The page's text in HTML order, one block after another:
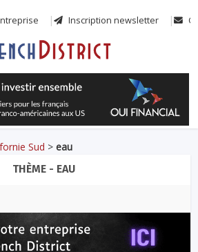
Inscription newsletter
Sud >eau
THÈME - EAU